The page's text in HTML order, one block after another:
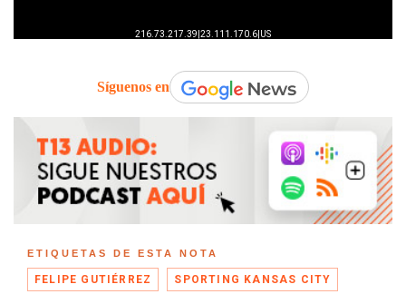
Síguenos en
ETIQUETAS DE ESTA NOTA
FELIPE GUTIÉRREZ SPORTING KANSAS CITY